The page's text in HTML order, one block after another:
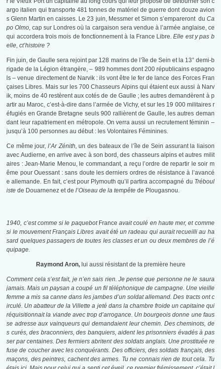
argo italien qui transporte 481 tonnes de matériel de guerre dont douze avion
s Glenn Martin en caisses. Le 23 juin, Messmer et Simon s’empareront du Ca
po Olmo,cap sur Londres où la cargaison sera vendue à l’armée anglaise, ce
qui accordera trois mois de fonctionnement à la France Libre.Elle est y pas b
elle, ct’histoire ?
Fin juin, de Gaulle sera rejoint par 128 marins de l’île de Sein et la 13° demi-b
rigade de la Légion étrangère, – 989 hommes dont 200 républicains espagno
ls – venue directement de Narvik : ils vont être le fer de lance des Forces Fran
çaises Libres. Mais sur les 700 Chasseurs Alpins qui étaient eux aussi à Narv
ik, moins de 40 restèrent aux cotés de de Gaulle ; les autres demandèrent à p
artir au Maroc, c’est-à-dire dans l’armée de Vichy, et sur les 19 000 militaires r
éfugiés en Grande Bretagne seuls 900 rallièrent de Gaulle, les autres deman
dant leur rapatriement en métropole. On verra aussi un recrutement féminin –
jusqu’à 100 personnes au début : les Volontaires Féminines.
Ce même jour,l’Ar Zénith,un des bateaux de l’île de Sein assurant la liaison
avec Audierne, en arrive avec à son bord, des chasseurs alpins et autres milit
aires : Jean-Marie Menou, le commandant,a reçu l’ordre de repartir le soir m
ême pour Ouessant : sans doute les derniers ordres de résistance à l’avancé
e allemande. En fait, c’est pour Plymouth qu’il partira accompagné du Tréboul
istede Douarnenez et del’Oiseau de la tempête de Plougasnou.
1940, c’est comme si le paquebot Franceavait coulé en haute mer, et comme
si le mouvement Français Libres avait été un radeau qui aurait recueilli au ha
sard quelques passagers de toutes les classes et un ou deux membres de l’é
quipage.
Raymond Aron, lui aussi résistant de la première heure
Comment cela s’est fait, je n’en sais rien. Je pense que personne ne le saura
jamais. Mais un paysan a coupé un fil téléphonique de campagne. Une vieille
femme a mis sa canne dans les jambes d’un soldat allemand. Des tracts ont c
irculé. Un abatteur de la Villette a jeté dans la chambre froide un capitaine qui
réquisitionnait la viande avec trop d’arrogance. Un bourgeois donne une faus
se adresse aux vainqueurs qui demandaient leur chemin. Des cheminots, de
s curés, des braconniers, des banquiers, aident les prisonniers évadés à pas
ser par centaines. Des fermiers abritent des soldats anglais. Une prostituée re
fuse de coucher avec les conquérants. Des officiers, des soldats français, des
maçons, des peintres, cachent des armes. Tu ne connais rien de tout cela. Tu